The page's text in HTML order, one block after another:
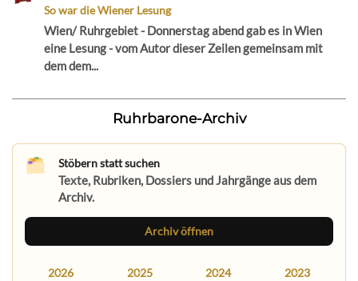
So war die Wiener Lesung
Wien/ Ruhrgebiet - Donnerstag abend gab es in Wien
eine Lesung - vom Autor dieser Zeilen gemeinsam mit
dem dem...
Ruhrbarone-Archiv
Stöbern statt suchen
Texte, Rubriken, Dossiers und Jahrgänge aus dem
Archiv.
Archiv öffnen
2026 2025 2024 2023